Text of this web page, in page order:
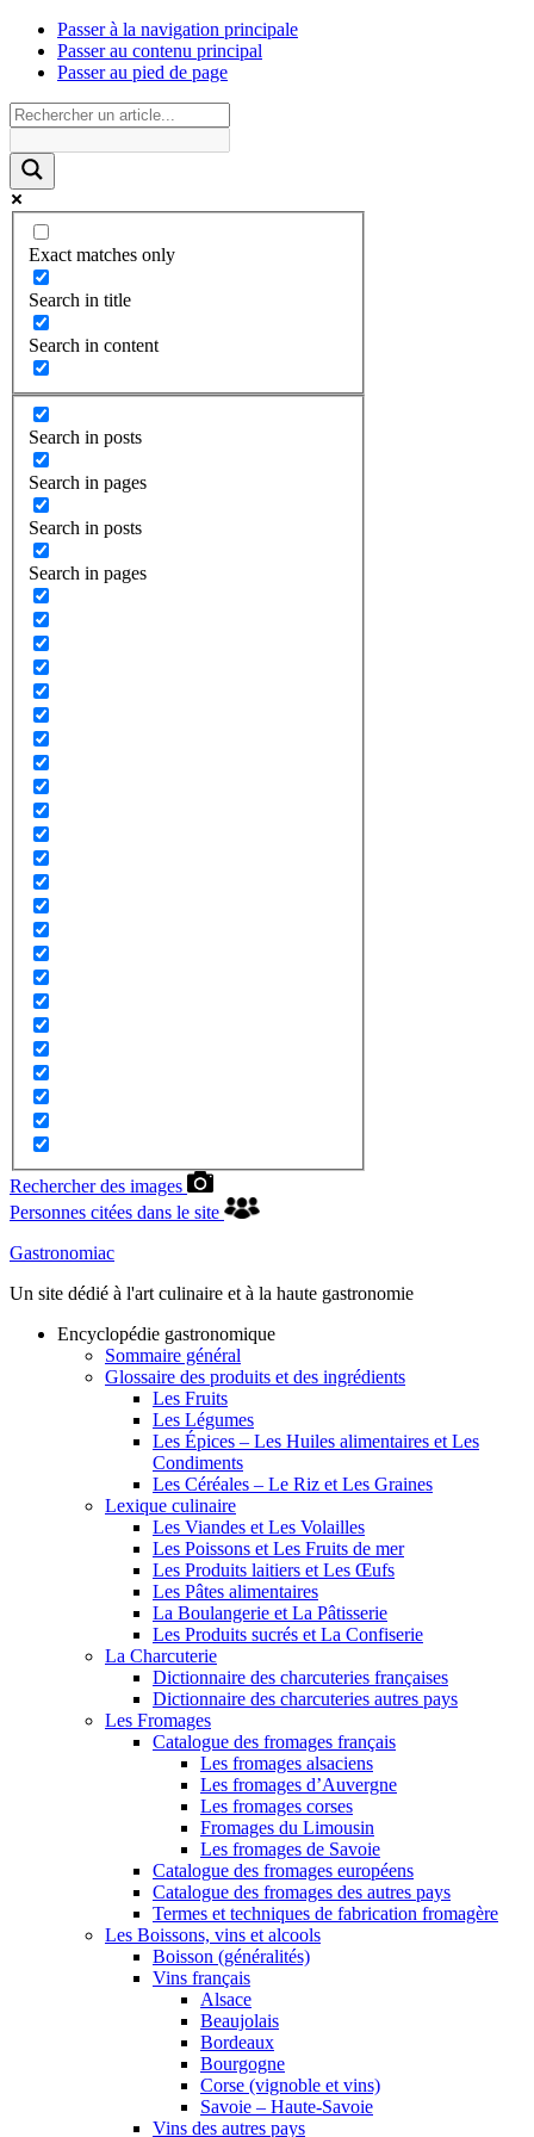
Passer à la navigation principale
Passer au contenu principal
Passer au pied de page
Exact matches only
Search in title
Search in content
Search in posts
Search in pages
Search in posts
Search in pages
Rechercher des images
Personnes citées dans le site
Gastronomiac
Un site dédié à l'art culinaire et à la haute gastronomie
Encyclopédie gastronomique
Sommaire général
Glossaire des produits et des ingrédients
Les Fruits
Les Légumes
Les Épices – Les Huiles alimentaires et Les
Condiments
Les Céréales – Le Riz et Les Graines
Lexique culinaire
Les Viandes et Les Volailles
Les Poissons et Les Fruits de mer
Les Produits laitiers et Les Œufs
Les Pâtes alimentaires
La Boulangerie et La Pâtisserie
Les Produits sucrés et La Confiserie
La Charcuterie
Dictionnaire des charcuteries françaises
Dictionnaire des charcuteries autres pays
Les Fromages
Catalogue des fromages français
Les fromages alsaciens
Les fromages d’Auvergne
Les fromages corses
Fromages du Limousin
Les fromages de Savoie
Catalogue des fromages européens
Catalogue des fromages des autres pays
Termes et techniques de fabrication fromagère
Les Boissons, vins et alcools
Boisson (généralités)
Vins français
Alsace
Beaujolais
Bordeaux
Bourgogne
Corse (vignoble et vins)
Savoie – Haute-Savoie
Vins des autres pays